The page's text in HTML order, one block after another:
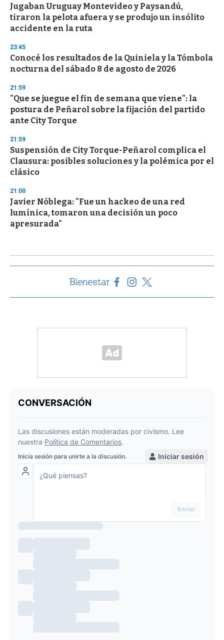
Jugaban Uruguay Montevideo y Paysandú,
tiraron la pelota afuera y se produjo un insólito
accidente en la ruta
23:45
Conocé los resultados de la Quiniela y la Tómbola
nocturna del sábado 8 de agosto de 2026
21:59
"Que se juegue el fin de semana que viene": la
postura de Peñarol sobre la fijación del partido
ante City Torque
21:59
Suspensión de City Torque-Peñarol complica el
Clausura: posibles soluciones y la polémica por el
clásico
21:00
Javier Nóblega: "Fue un hackeo de una red
lumínica, tomaron una decisión un poco
apresurada"